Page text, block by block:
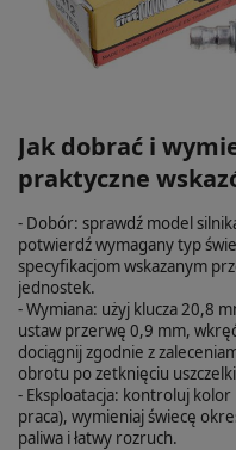
Jak dobrać i
praktyczne
- Dobór: sprawdź model
potwierdź wymagany typ
specyfikacjom wskazanym
jednostek.
- Wymiana: użyj klucza 20,8
ustaw przerwę 0,9 mm,
dociągnij zgodnie z
obrotu po zetknięciu
- Eksploatacja: kontroluj kolor
praca), wymieniaj świecę
paliwa i łatwy rozruch.